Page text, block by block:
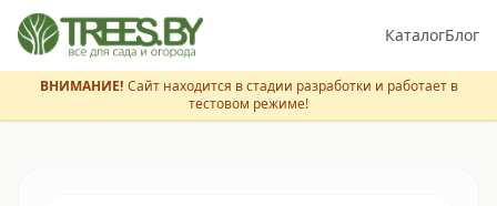
КаталогБлог
ВНИМАНИЕ! Сайт находится в стадии разработки и работает в
тестовом режиме!